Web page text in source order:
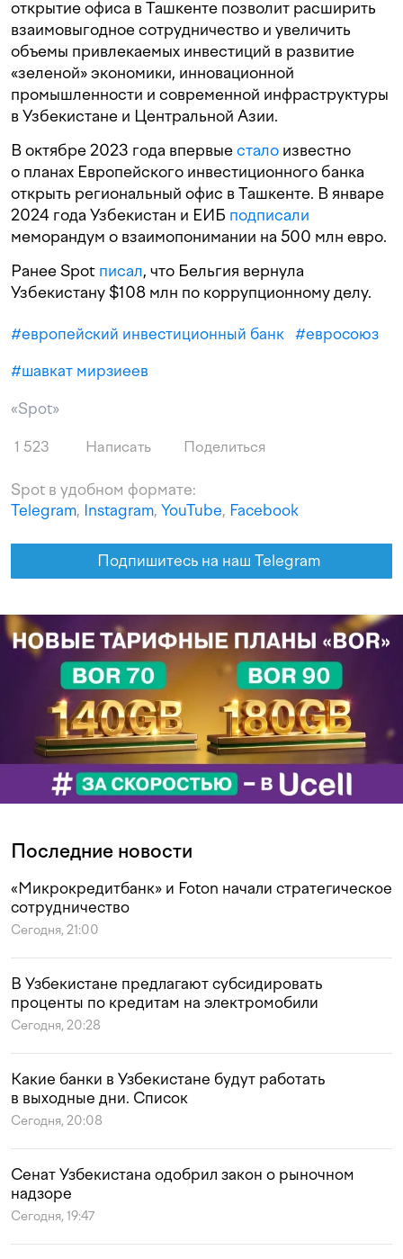
открытие офиса в Ташкенте позволит расширить
взаимовыгодное сотрудничество и увеличить
объемы привлекаемых инвестиций в развитие
«зеленой» экономики, инновационной
промышленности и современной инфраструктуры
в Узбекистане и Центральной Азии.
В октябре 2023 года впервыестало известно
о планах Европейского инвестиционного банка
открыть региональный офис в Ташкенте. В январе
2024 года Узбекистан и ЕИБ подписали
меморандум о взаимопонимании на 500 млн евро.
Ранее Spot писал, что Бельгия вернула
Узбекистану $108 млн по коррупционному делу.
#европейский инвестиционный банк #евросоюз
#шавкат мирзиеев
«Spot»
1 523 Написать Поделиться
Spot в удобном формате:
Telegram, Instagram, YouTube, Facebook
Подпишитесь на наш Telegram
Последние новости
«Микрокредитбанк» и Foton начали стратегическое
сотрудничество
Сегодня, 21:00
В Узбекистане предлагают субсидировать
проценты по кредитам на электромобили
Сегодня, 20:28
Какие банки в Узбекистане будут работать
в выходные дни. Список
Сегодня, 20:08
Сенат Узбекистана одобрил закон о рыночном
надзоре
Сегодня, 19:47